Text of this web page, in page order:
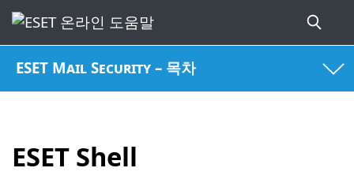
ESET Mail Security – 목차
ESET Shell